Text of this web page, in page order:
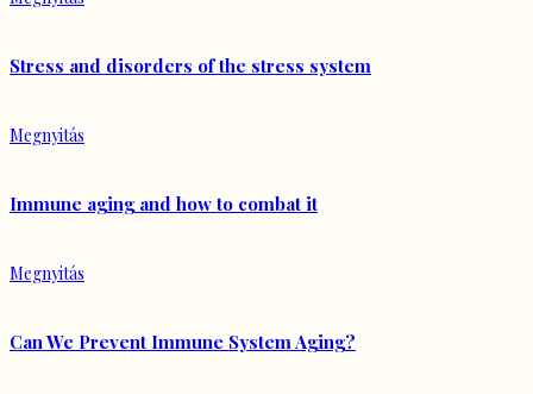
Stress and disorders of the stress system
Megnyitás
Immune aging and how to combat it
Megnyitás
Can We Prevent Immune System Aging?